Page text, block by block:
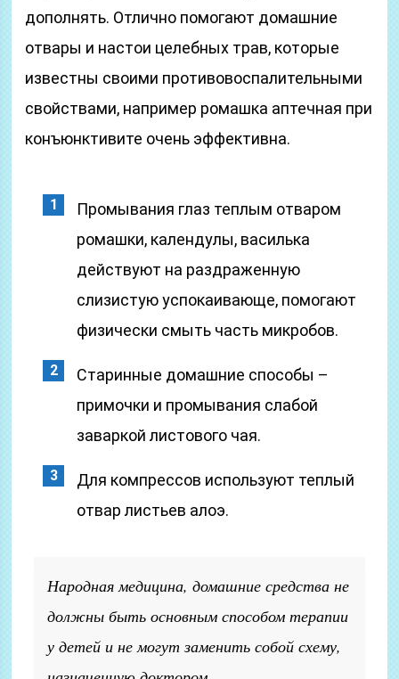
дополнять. Отлично помогают домашние
отвары и настои целебных трав, которые
известны своими противовоспалительными
свойствами, например ромашка аптечная при
конъюнктивите очень эффективна.
Промывания глаз теплым отваром
ромашки, календулы, василька
действуют на раздраженную
слизистую успокаивающе, помогают
физически смыть часть микробов.
Старинные домашние способы –
примочки и промывания слабой
заваркой листового чая.
Для компрессов используют теплый
отвар листьев алоэ.
Народная медицина, домашние средства не
должны быть основным способом терапии
у детей и не могут заменить собой схему,